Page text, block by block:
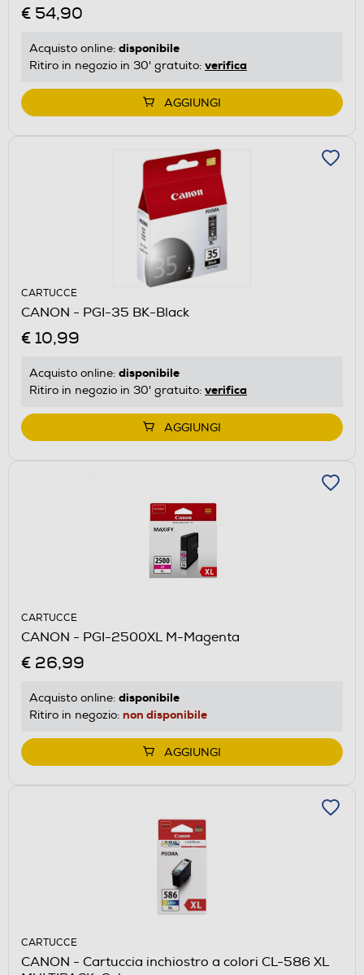
€ 54,90
Acquisto online: disponibile
Ritiro in negozio in 30' gratuito: verifica
AGGIUNGI
CARTUCCE
CANON - PGI-35 BK-Black
€ 10,99
Acquisto online: disponibile
Ritiro in negozio in 30' gratuito: verifica
AGGIUNGI
CARTUCCE
CANON - PGI-2500XL M-Magenta
€ 26,99
Acquisto online: disponibile
Ritiro in negozio: non disponibile
AGGIUNGI
CARTUCCE
CANON - Cartuccia inchiostro a colori CL-586 XL